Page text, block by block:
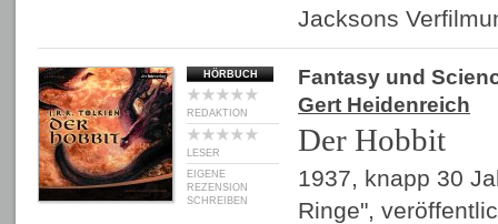
Jacksons
HÖRBUCH
REDAKTION
LESER
EIGENE
REZENSION
SCHREIBEN
Fantasy und
Gert Heidenreich
Der Hobbit
1937, knapp 30
Ringe",